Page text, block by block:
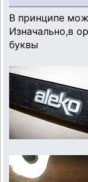
В принципе
Изначально,в
буквы